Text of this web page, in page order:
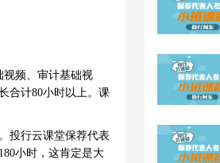
视频、审计基础视
合计80小时以上。课
投行云课堂保荐代表
小时，这肯定是大